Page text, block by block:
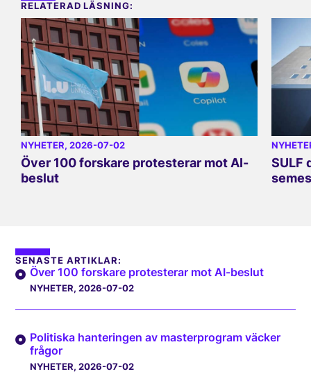
RELATERAD LÄSNING:
NYHETER, 2026-07-02
Över 100 forskare protesterar mot AI-
beslut
SULF
SENASTE ARTIKLAR:
Över 100 forskare protesterar mot AI-beslut
NYHETER, 2026-07-02
Politiska hanteringen av masterprogram väcker
frågor
NYHETER, 2026-07-02